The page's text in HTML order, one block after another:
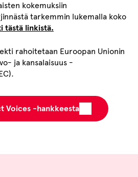
kokemuksiin
tarkemmin lukemalla koko
tästä linkistä.
rahoitetaan Euroopan Unionin
ja kansalaisuus -
Voices -hankkeesta